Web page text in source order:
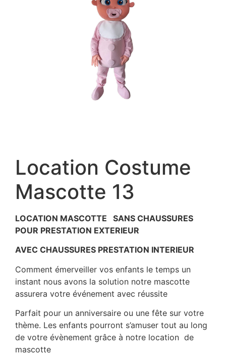
Location Costume
Mascotte 13
LOCATION MASCOTTE SANS CHAUSSURES
POUR PRESTATION EXTERIEUR
AVEC CHAUSSURES PRESTATION INTERIEUR
Comment émerveiller vos enfants le temps un
instant nous avons la solution notre mascotte
assurera votre événement avec réussite
Parfait pour un anniversaire ou une fête sur votre
thème. Les enfants pourront s’amuser tout au long
de votre évènement grâce à notre location de
mascotte